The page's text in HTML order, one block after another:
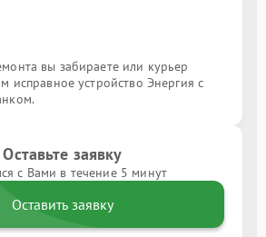
вы забираете или курьер
исправное устройство Энергия с
Оставьте заявку
с Вами в течение 5 минут
Оставить заявку